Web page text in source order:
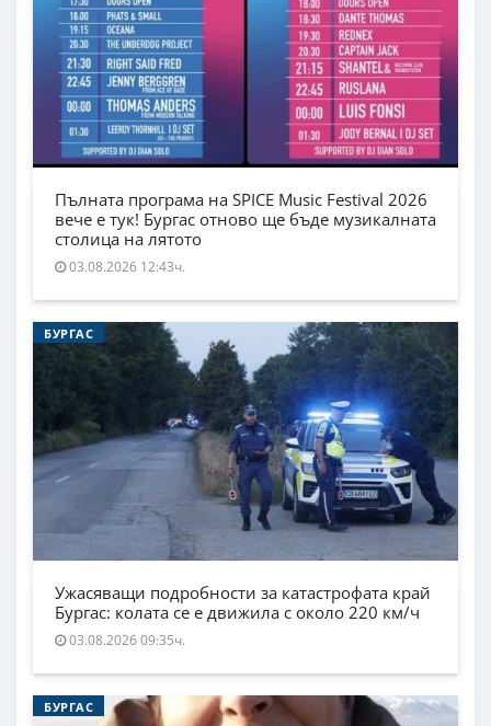
Пълната програма на SPICE Music Festival 2026
вече е тук! Бургас отново ще бъде музикалната
столица на лятото
03.08.2026 12:43ч.
БУРГАС
Ужасяващи подробности за катастрофата край
Бургас: колата се е движила с около 220 км/ч
03.08.2026 09:35ч.
БУРГАС